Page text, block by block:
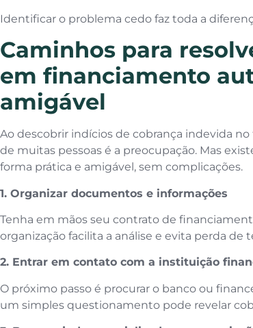
Identificar o problema cedo faz toda a
Caminhos para
em financiamento
amigável
Ao descobrir indícios de cobrança indevida
de muitas pessoas é a preocupação. Mas
forma prática e amigável, sem complicações.
1. Organizar documentos e informações
Tenha em mãos seu contrato de
organização facilita a análise e evita perda de
2. Entrar em contato com a instituição
O próximo passo é procurar o banco ou
um simples questionamento pode revelar